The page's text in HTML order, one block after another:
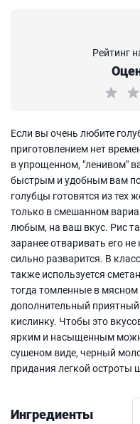
Рейтинг
Если вы очень любите
приготовлением нет
в упрощенном, "ленивом"
быстрым и удобным вам
голубцы готовятся из тех
только в смешанном
любым, на ваш вкус. Рис
заранее отваривать его
сильно разварится. В
также используется
тогда томленные в
дополнительный
кислинку. Чтобы это
ярким и насыщенным
сушеном виде, черный
придания легкой остроты
Ингредиенты